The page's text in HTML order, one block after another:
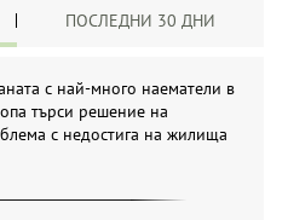
ПОСЛЕДНИ 30 ДНИ
с най-много наематели в
търси решение на
с недостига на жилища